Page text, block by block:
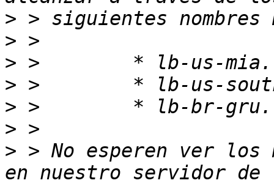
>
>
>
>
>
>
> > No esperen ver los